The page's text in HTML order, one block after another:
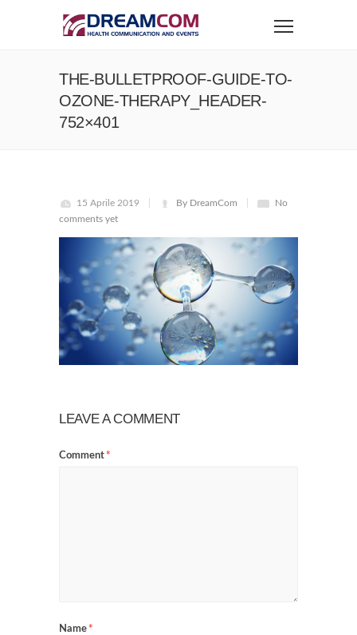
THE-BULLETPROOF-GUIDE-TO-
OZONE-THERAPY_HEADER-
752×401
15 Aprile 2019 By DreamCom
No
comments yet
LEAVE A COMMENT
Comment*
Name*